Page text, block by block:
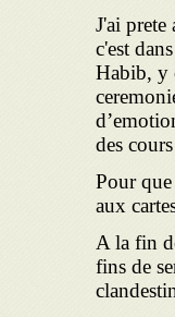
J'ai prete
c'est
Habib, y
des
Pour
aux
A la fin
fins de